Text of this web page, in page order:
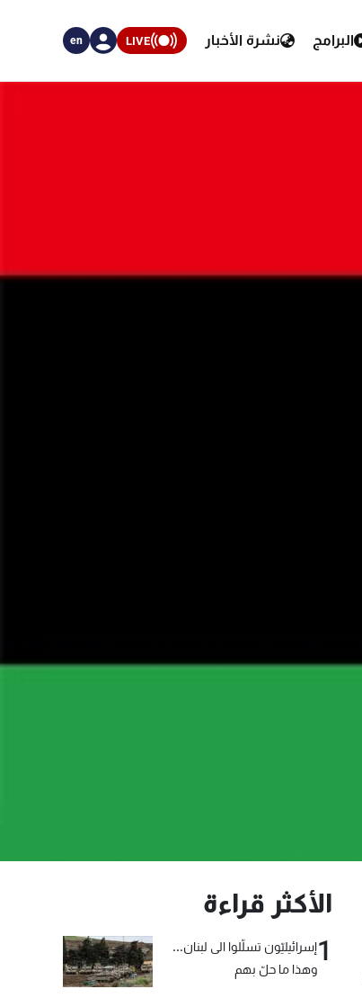
البرامج نشرة الأخبار LIVE
en
الأكثر قراءة
1إسرائيليّون تسلّلوا الى لبنان...
وهذا ما حلّ بهم